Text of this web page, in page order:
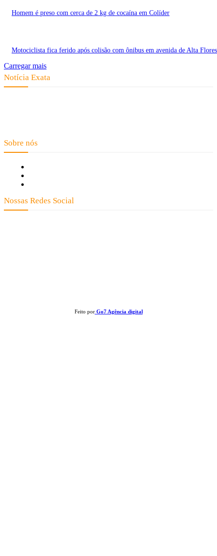
Homem é preso com cerca de 2 kg de cocaína em Colíder
Motociclista fica ferido após colisão com ônibus em avenida de Alta
Carregar mais
Notícia Exata
Sobre nós
Nossas Redes Social
Feito porGo7 Agência digital